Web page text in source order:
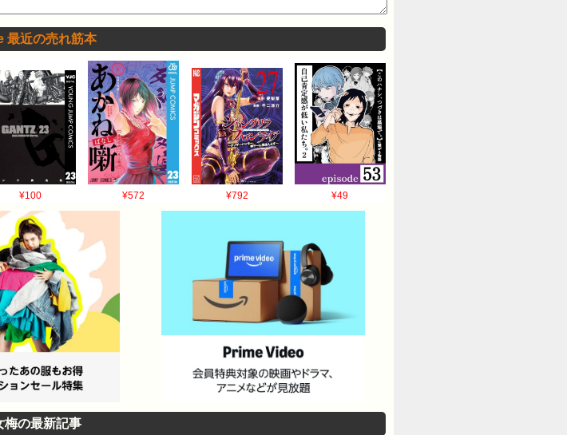
最近の売れ筋本
¥100 ¥572 ¥792 ¥49
梅の最新記事